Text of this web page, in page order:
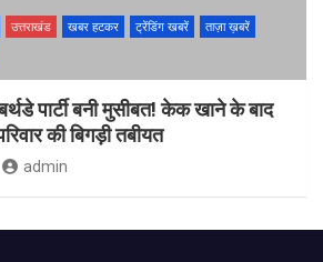
उत्तराखंड खबर हटकर ट्रेंडिंग खबरें
ताज़ा ख़बरें
पार्टी बनी मुसीबत! केक खाने के बाद
की बिगड़ी तबीयत
admin